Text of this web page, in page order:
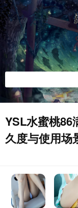
YSL水蜜桃86
久度与使用场